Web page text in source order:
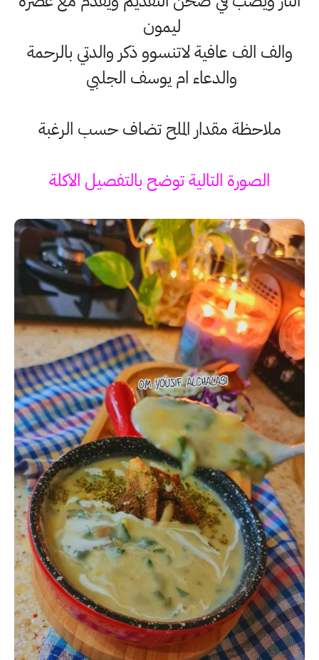
ليمون
والف الف عافية لاتنسوو ذكر والدتي بالرحمة
والدعاء ام يوسف الجلبي
ملاحظة مقدار الملح تضاف حسب الرغبة
الصورة التالية توضح بالتفصيل الاكلة